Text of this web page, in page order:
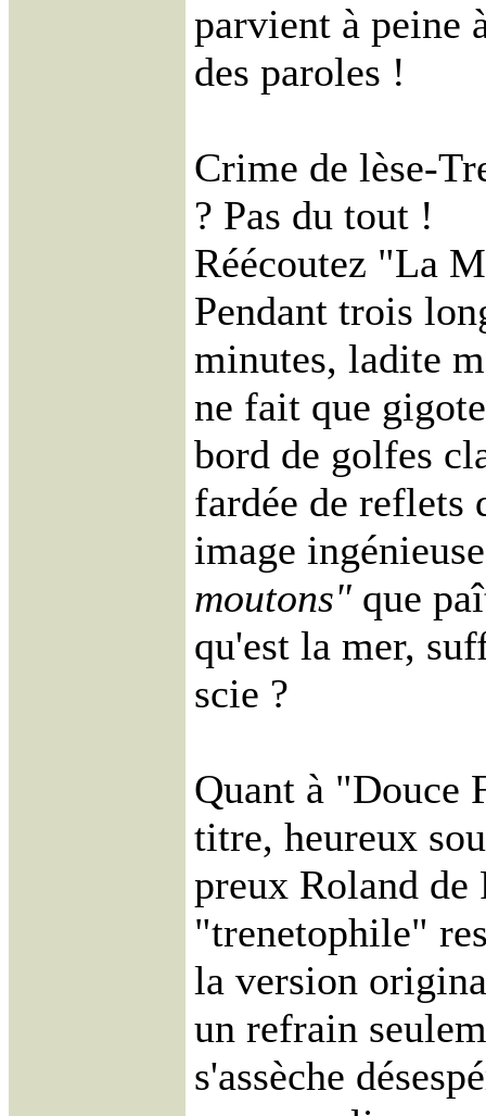
parvient à peine
des paroles !
Crime de lèse-
? Pas du tout !
Réécoutez "La
Pendant trois
minutes, ladite
ne fait que
bord de golfes
fardée de reflets
image
moutons" que
qu'est la mer,
scie ?
Quant à "Douce
titre, heureux
preux Roland de
"trenetophile"
la version
un refrain
s'assèche